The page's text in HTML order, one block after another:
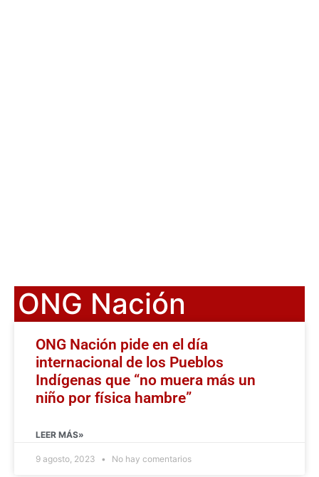
ONG Nación
ONG Nación pide en el día
internacional de los Pueblos
Indígenas que “no muera más un
niño por física hambre”
LEER MÁS»
9 agosto, 2023 No hay comentarios